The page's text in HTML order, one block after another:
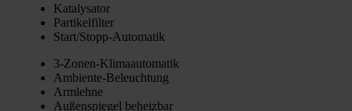
Kata­ly­sa­tor
Par­ti­kel­fil­ter
Star­t/­Stopp-Auto­ma­tik
3‑Zo­nen-Kli­ma­au­to­ma­tik
Ambi­en­te-Beleuch­tung
Arm­leh­ne
Außen­spie­gel beheiz­bar